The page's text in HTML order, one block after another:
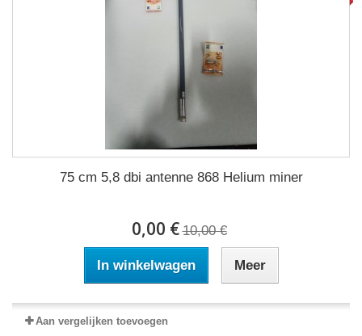
75 cm 5,8 dbi antenne 868 Helium miner
0,00 € 10,00 €
In winkelwagen Meer
Aan vergelijken toevoegen